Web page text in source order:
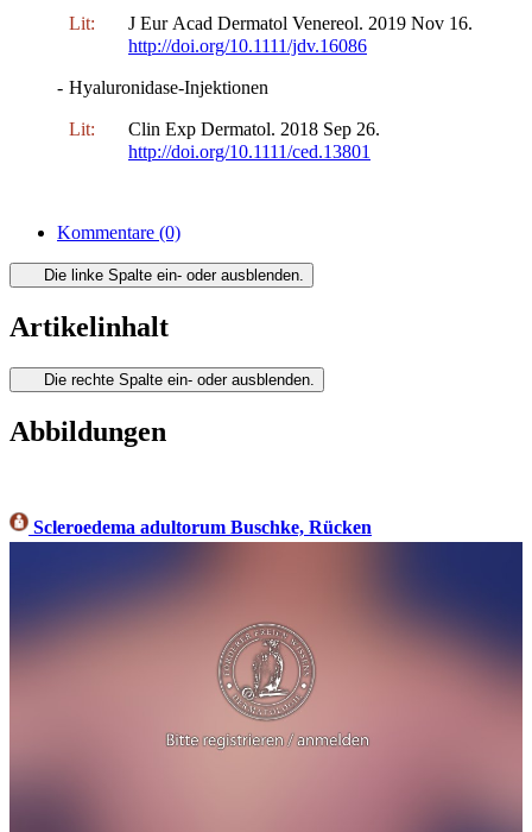
Lit:
J Eur Acad Dermatol Venereol. 2019 Nov 16.
http://doi.org/10.1111/jdv.16086
- Hyaluronidase-Injektionen
Lit:
Clin Exp Dermatol. 2018 Sep 26.
http://doi.org/10.1111/ced.13801
Kommentare (0)
Die linke Spalte ein- oder ausblenden.
Artikelinhalt
Die rechte Spalte ein- oder ausblenden.
Abbildungen
Scleroedema adultorum Buschke, Rücken